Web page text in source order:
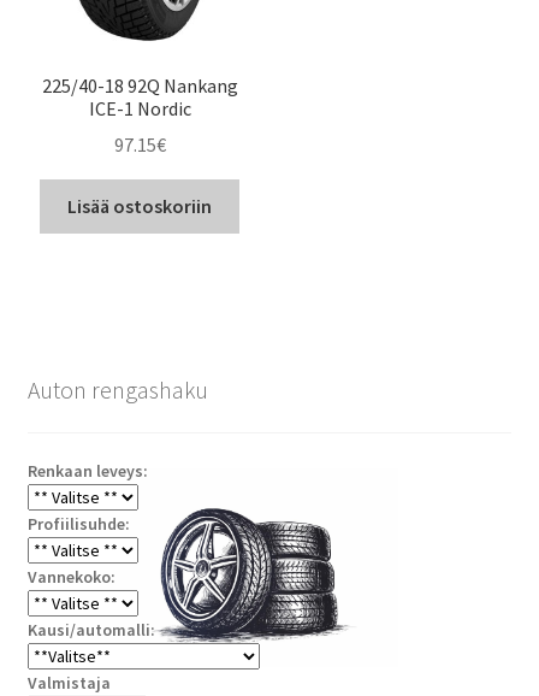
225/40-18 92Q Nankang
ICE-1 Nordic
97.15€
Lisää ostoskoriin
Auton rengashaku
Renkaan leveys:
Profiilisuhde:
Vannekoko:
Kausi/automalli:
Valmistaja